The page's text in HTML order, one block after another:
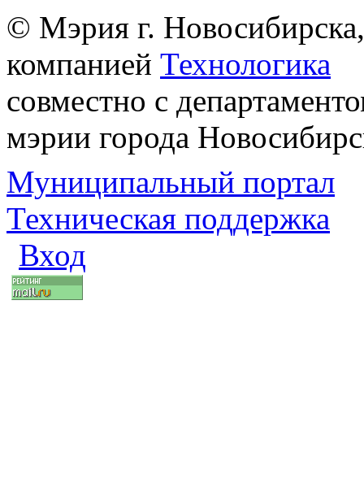
© Мэрия г.
компанией Технологика
совместно с
мэрии города
Муниципальный портал
Техническая поддержка
Вход